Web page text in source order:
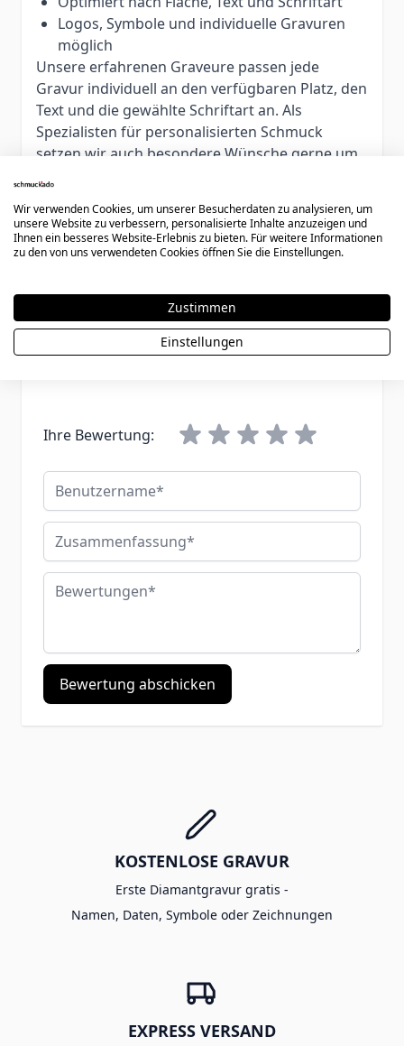
Logos, Symbole und individuelle Gravuren
möglich
Unsere erfahrenen Graveure passen jede
Gravur individuell an den verfügbaren Platz, den
Text und die gewählte Schriftart an. Als
Spezialisten für personalisierten Schmuck
setzen wir auch besondere Wünsche gerne um.
ausgeschlossen. Wir empfehlen daher, die
Ringgröße vor der Bestellung sorgfältig zu
prüfen.
Schreiben Sie eine Bewertung
Ihre Bewertung:
Benutzername
Zusammenfassung
Bewertungen
Bewertung abschicken
KOSTENLOSE GRAVUR
Erste Diamantgravur gratis -
Namen, Daten, Symbole oder Zeichnungen
EXPRESS VERSAND
Wir verwenden Cookies, um unserer Besucherdaten zu analysieren, um
unsere Website zu verbessern, personalisierte Inhalte anzuzeigen und
Ihnen ein besseres Website-Erlebnis zu bieten. Für weitere Informationen
zu den von uns verwendeten Cookies öffnen Sie die Einstellungen.
Zustimmen
Einstellungen